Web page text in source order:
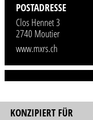
POSTADRESSE
Clos Hennet 3
2740 Moutier
www.mxrs.ch
KONZIPIERT FÜR